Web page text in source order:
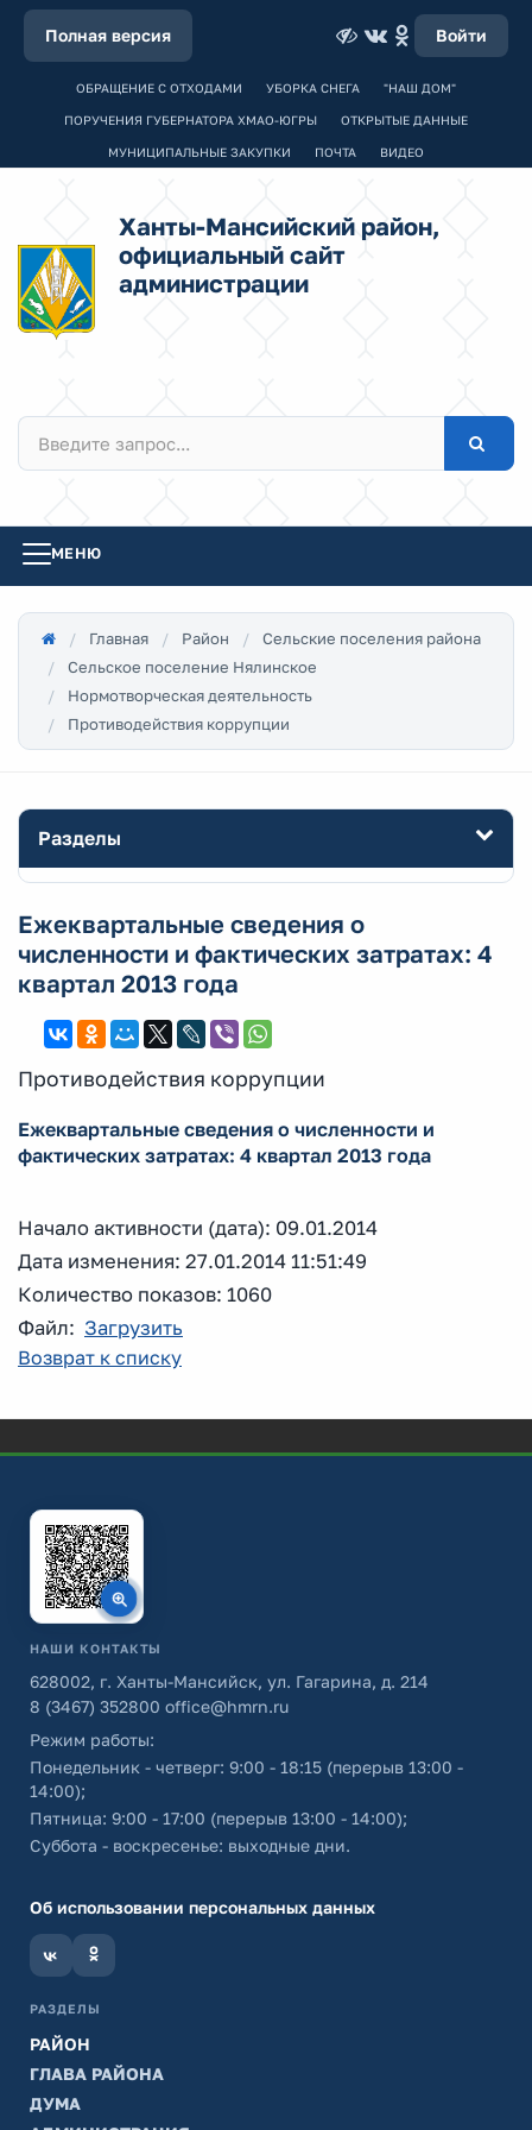
Полная версия Войти
ОБРАЩЕНИЕ С ОТХОДАМИ УБОРКА СНЕГА "НАШ ДОМ"
ПОРУЧЕНИЯ ГУБЕРНАТОРА ХМАО-ЮГРЫ ОТКРЫТЫЕ ДАННЫЕ
МУНИЦИПАЛЬНЫЕ ЗАКУПКИ ПОЧТА ВИДЕО
Ханты-Мансийский район,
официальный сайт
администрации
МЕНЮ
Главная Район
Сельские поселения района
Сельское поселение Нялинское
Нормотворческая деятельность
Противодействия коррупции
Разделы
Ежеквартальные сведения о
численности и фактических затратах: 4
квартал 2013 года
Противодействия коррупции
Ежеквартальные сведения о численности и
фактических затратах: 4 квартал 2013 года
Начало активности (дата): 09.01.2014
Дата изменения: 27.01.2014 11:51:49
Количество показов: 1060
Файл: Загрузить
Возврат к списку
НАШИ КОНТАКТЫ
628002, г. Ханты-Мансийск, ул. Гагарина, д. 214
8 (3467) 352800 office@hmrn.ru
Режим работы:
Понедельник - четверг: 9:00 - 18:15 (перерыв 13:00 -
14:00);
Пятница: 9:00 - 17:00 (перерыв 13:00 - 14:00);
Суббота - воскресенье: выходные дни.
Об использовании персональных данных
РАЗДЕЛЫ
РАЙОН
ГЛАВА РАЙОНА
ДУМА